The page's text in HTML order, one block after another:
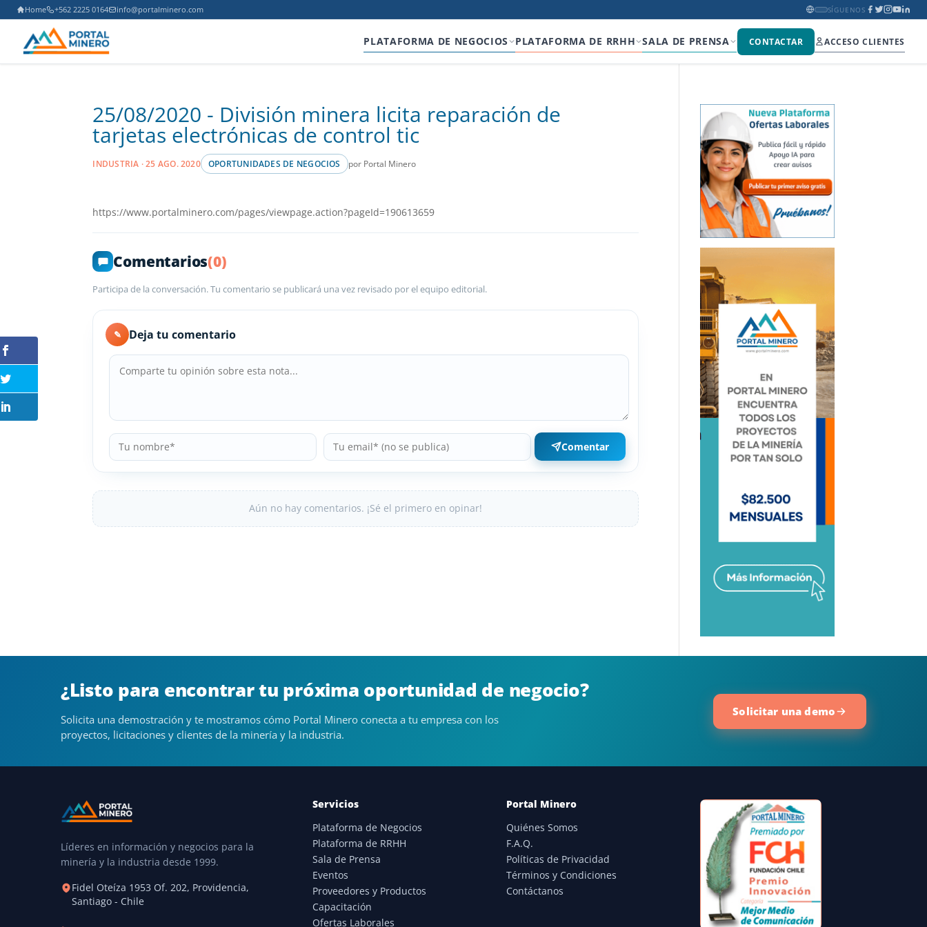
Home +562 2225 0164 info@portalminero.com SÍGUENOS
PLATAFORMA DE NEGOCIOS PLATAFORMA DE RRHH SALA DE PRENSA CONTACTAR ACCESO CLIENTES
25/08/2020 - División minera licita reparación de
tarjetas electrónicas de control tic
INDUSTRIA · 25 AGO. 2020 OPORTUNIDADES DE NEGOCIOS por Portal Minero
https://www.portalminero.com/pages/viewpage.action?pageId=190613659
Comentarios(0)
Participa de la conversación. Tu comentario se publicará una vez revisado por el equipo editorial.
✎ Deja tu comentario
Comentar
Aún no hay comentarios. ¡Sé el primero en opinar!
¿Listo para encontrar tu próxima oportunidad de negocio?
Solicita una demostración y te mostramos cómo Portal Minero conecta a tu empresa con los
proyectos, licitaciones y clientes de la minería y la industria.
Solicitar una demo
Líderes en información y negocios para la
minería y la industria desde 1999.
Fidel Oteíza 1953 Of. 202, Providencia,
Santiago - Chile
Servicios
Plataforma de Negocios
Plataforma de RRHH
Sala de Prensa
Eventos
Proveedores y Productos
Capacitación
Ofertas Laborales
Portal Minero
Quiénes Somos
F.A.Q.
Políticas de Privacidad
Términos y Condiciones
Contáctanos